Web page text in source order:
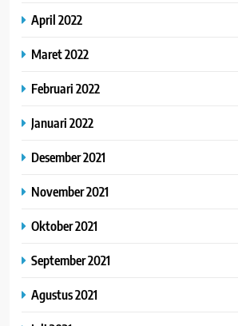
April 2022
Maret 2022
Februari 2022
Januari 2022
Desember 2021
November 2021
Oktober 2021
September 2021
Agustus 2021